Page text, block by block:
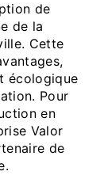
de
de la
Cette
écologique
Pour
en
Valor
de